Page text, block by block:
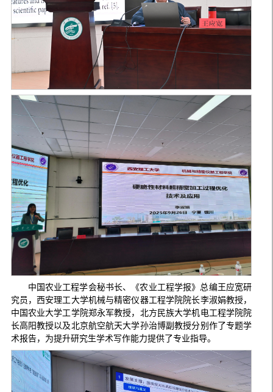
中国农业工程学会秘书长、《农业工程学报》总编王应宽研
究员，西安理工大学机械与精密仪器工程学院院长李淑娟教授，
中国农业大学工学院郑永军教授，北方民族大学机电工程学院院
长高阳教授以及北京航空航天大学孙治博副教授分别作了专题学
术报告，为提升研究生学术写作能力提供了专业指导。